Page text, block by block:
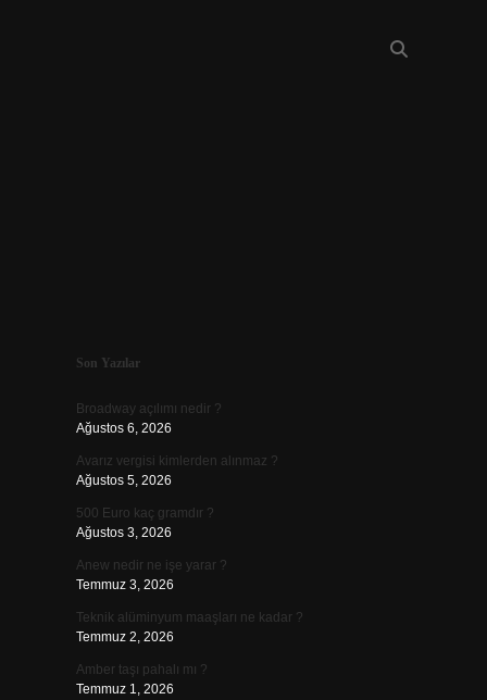
Sidebar
Son Yazılar
Broadway açılımı nedir ?
Ağustos 6, 2026
Avarız vergisi kimlerden alınmaz ?
Ağustos 5, 2026
500 Euro kaç gramdır ?
Ağustos 3, 2026
Anew nedir ne işe yarar ?
Temmuz 3, 2026
Teknik alüminyum maaşları ne kadar ?
Temmuz 2, 2026
Amber taşı pahalı mı ?
Temmuz 1, 2026